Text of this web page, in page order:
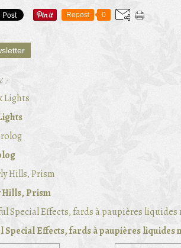
Repost 0
:
Hills, Prism
Effects, fards à paupières liquides